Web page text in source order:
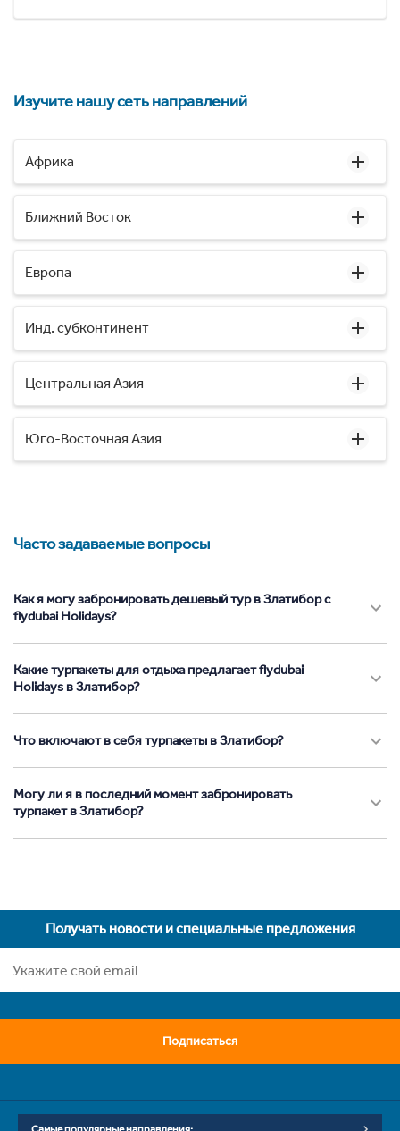
Изучите нашу сеть направлений
Африка
Ближний Восток
Европа
Инд. субконтинент
Центральная Азия
Юго-Восточная Азия
Часто задаваемые вопросы
Как я могу забронировать дешевый тур в Златибор с
flydubai Holidays?
Какие турпакеты для отдыха предлагает flydubai
Holidays в Златибор?
Что включают в себя турпакеты в Златибор?
Могу ли я в последний момент забронировать
турпакет в Златибор?
Получать новости и специальные предложения
Подписаться